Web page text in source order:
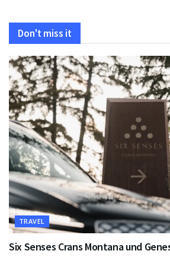
Don't miss it
TRAVEL
Six Senses Crans Montana und